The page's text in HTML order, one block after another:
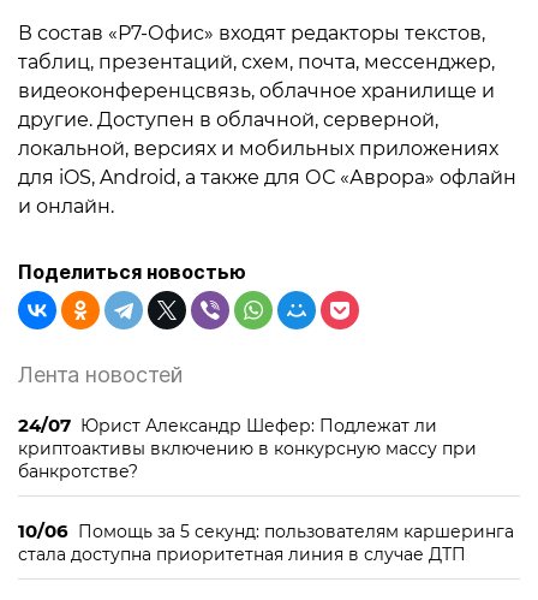
В состав «Р7-Офис» входят редакторы текстов,
таблиц, презентаций, схем, почта, мессенджер,
видеоконференцсвязь, облачное хранилище и
другие. Доступен в облачной, серверной,
локальной, версиях и мобильных приложениях
для iOS, Android, а также для ОС «Аврора» офлайн
и онлайн.
Поделиться новостью
Лента новостей
24/07 Юрист Александр Шефер: Подлежат ли
криптоактивы включению в конкурсную массу при
банкротстве?
10/06 Помощь за 5 секунд: пользователям каршеринга
стала доступна приоритетная линия в случае ДТП